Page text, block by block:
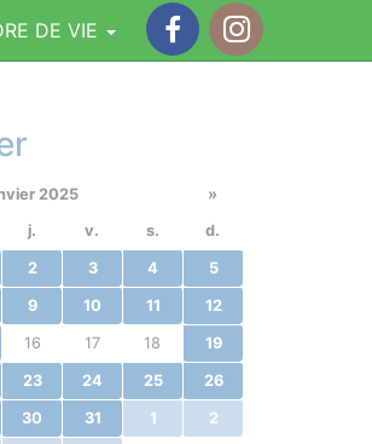
DE VIE
2025
»
j. v. s. d.
2 3 4 5
9 10 11 12
16 17 18 19
23 24 25 26
30 31 1 2